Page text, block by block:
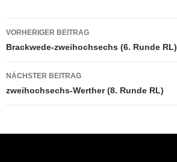
Beitragsnavigation
VORHERIGER BEITRAG
Brackwede-zweihochsechs (6. Runde RL)
NÄCHSTER BEITRAG
zweihochsechs-Werther (8. Runde RL)